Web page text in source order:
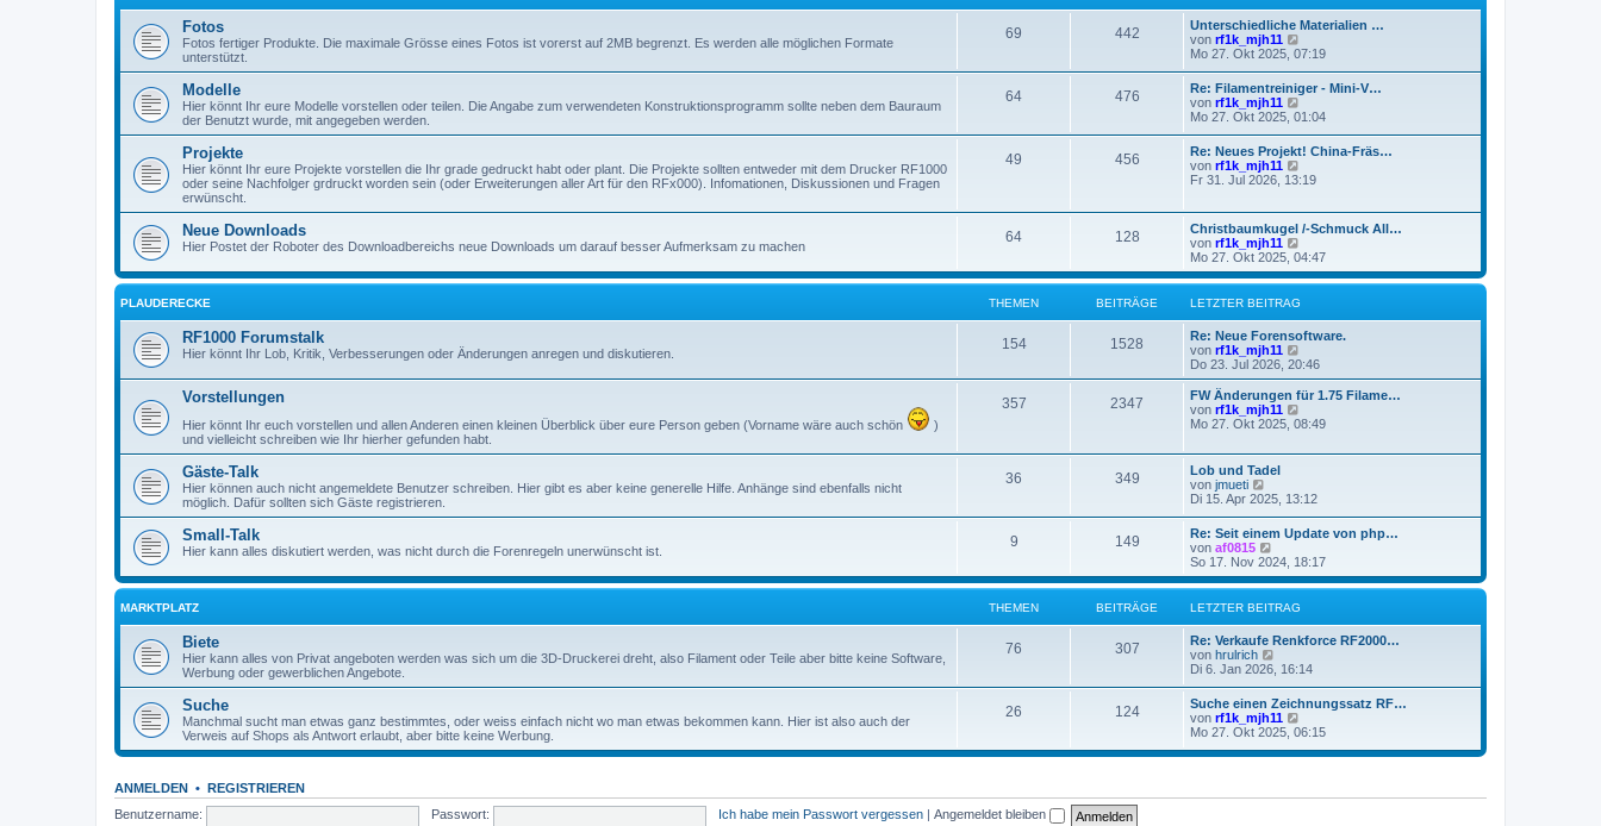
i
t
a
g
r
B
e
i
t
r
a
Fotos
Fotos fertiger Produkte. Die maximale Grösse eines Fotos ist vorerst auf 2MB begrenzt. Es werden alle möglichen Formate
unterstützt.
69 442
Unterschiedliche Materialien …
von rf1k_mjh11
e
s
t
e
r
B
i
r
a
g
Mo 27. Okt 2025, 07:19
Modelle
Hier könnt Ihr eure Modelle vorstellen oder teilen. Die Angabe zum verwendeten Konstruktionsprogramm sollte neben dem Bauraum
der Benutzt wurde, mit angegeben werden.
64 476
Re: Filamentreiniger - Mini-V…
von rf1k_mjh11
e
e
s
t
e
B
e
t
r
a
Mo 27. Okt 2025, 01:04
Projekte
Hier könnt Ihr eure Projekte vorstellen die Ihr grade gedruckt habt oder plant. Die Projekte sollten entweder mit dem Drucker RF1000
oder seine Nachfolger grdruckt worden sein (oder Erweiterungen aller Art für den RFx000). Infomationen, Diskussionen und Fragen
erwünscht.
49 456
Re: Neues Projekt! China-Fräs…
von rf1k_mjh11
e
s
t
e
r
B
t
r
g
Fr 31. Jul 2026, 13:19
Neue Downloads
Hier Postet der Roboter des Downloadbereichs neue Downloads um darauf besser Aufmerksam zu machen
64 128
Christbaumkugel /-Schmuck All…
von rf1k_mjh11
e
u
e
r
e
i
t
a
Mo 27. Okt 2025, 04:47
PLAUDERECKE THEMEN BEITRÄGE LETZTER BEITRAG
RF1000 Forumstalk
Hier könnt Ihr Lob, Kritik, Verbesserungen oder Änderungen anregen und diskutieren.
154 1528
Re: Neue Forensoftware.
von rf1k_mjh11
e
u
e
t
t
r
a
Do 23. Jul 2026, 20:46
Vorstellungen
Hier könnt Ihr euch vorstellen und allen Anderen einen kleinen Überblick über eure Person geben (Vorname wäre auch schön
)
und vielleicht schreiben wie Ihr hierher gefunden habt.
357 2347
FW Änderungen für 1.75 Filame…
von rf1k_mjh11
e
e
e
r
B
e
t
r
a
Mo 27. Okt 2025, 08:49
Gäste-Talk
Hier können auch nicht angemeldete Benutzer schreiben. Hier gibt es aber keine generelle Hilfe. Anhänge sind ebenfalls nicht
möglich. Dafür sollten sich Gäste registrieren.
36 349
Lob und Tadel
von jmueti
e
s
t
e
r
e
i
t
r
a
Di 15. Apr 2025, 13:12
Small-Talk
Hier kann alles diskutiert werden, was nicht durch die Forenregeln unerwünscht ist.
9 149
Re: Seit einem Update von php…
von af0815
e
u
e
s
r
B
e
i
t
r
a
So 17. Nov 2024, 18:17
MARKTPLATZ THEMEN BEITRÄGE LETZTER BEITRAG
Biete
Hier kann alles von Privat angeboten werden was sich um die 3D-Druckerei dreht, also Filament oder Teile aber bitte keine Software,
Werbung oder gewerblichen Angebote.
76 307
Re: Verkaufe Renkforce RF2000…
von hrulrich
e
e
s
t
e
r
i
Di 6. Jan 2026, 16:14
Suche
Manchmal sucht man etwas ganz bestimmtes, oder weiss einfach nicht wo man etwas bekommen kann. Hier ist also auch der
Verweis auf Shops als Antwort erlaubt, aber bitte keine Werbung.
26 124
Suche einen Zeichnungssatz RF…
von rf1k_mjh11
e
e
e
Mo 27. Okt 2025, 06:15
ANMELDEN • REGISTRIEREN
Benutzername:
Passwort: Ich habe mein Passwort vergessen Angemeldet bleiben